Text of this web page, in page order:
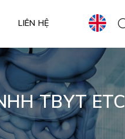
LIÊN HỆ
TBYT ETC